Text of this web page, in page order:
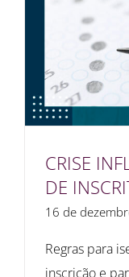
CRISE
DE
16 de
Regras para
inscrição e